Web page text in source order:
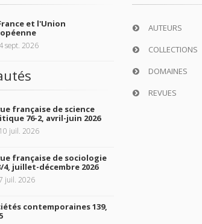
et l'Union
sept. 2026
française de science
76-2, avril-juin 2026
10 juil. 2026
française de sociologie
4, juillet-décembre 2026
juil. 2026
contemporaines 139,
AUTEURS
COLLECTIONS
DOMAINES
REVUES